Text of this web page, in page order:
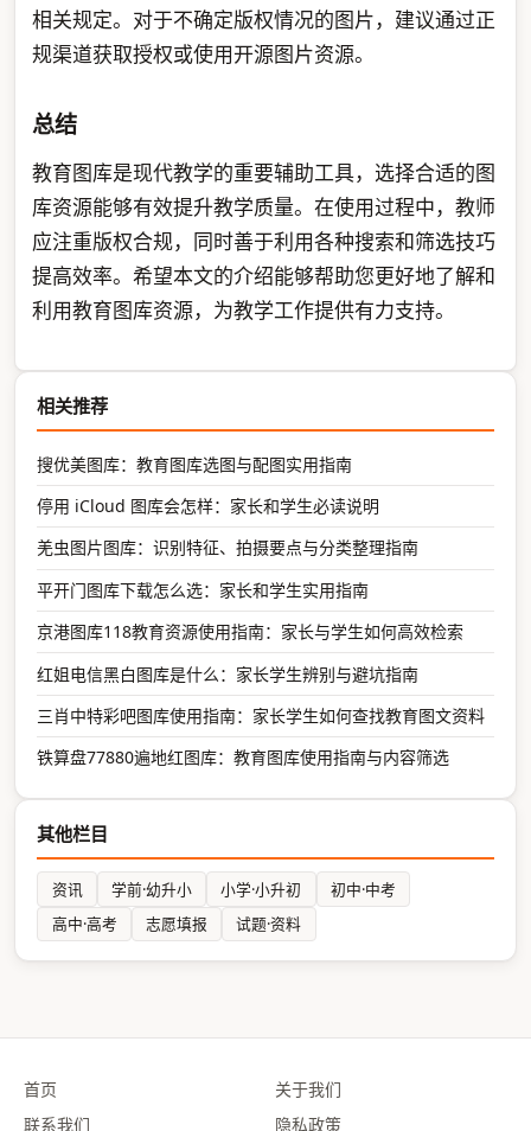
相关规定。对于不确定版权情况的图片，建议通过正
规渠道获取授权或使用开源图片资源。
总结
教育图库是现代教学的重要辅助工具，选择合适的图
库资源能够有效提升教学质量。在使用过程中，教师
应注重版权合规，同时善于利用各种搜索和筛选技巧
提高效率。希望本文的介绍能够帮助您更好地了解和
利用教育图库资源，为教学工作提供有力支持。
相关推荐
搜优美图库：教育图库选图与配图实用指南
停用 iCloud 图库会怎样：家长和学生必读说明
羌虫图片图库：识别特征、拍摄要点与分类整理指南
平开门图库下载怎么选：家长和学生实用指南
京港图库118教育资源使用指南：家长与学生如何高效检索
红姐电信黑白图库是什么：家长学生辨别与避坑指南
三肖中特彩吧图库使用指南：家长学生如何查找教育图文资料
铁算盘77880遍地红图库：教育图库使用指南与内容筛选
其他栏目
资讯 学前·幼升小 小学·小升初
初中·中考
高中·高考
志愿填报 试题·资料
首页
关于我们
联系我们
隐私政策